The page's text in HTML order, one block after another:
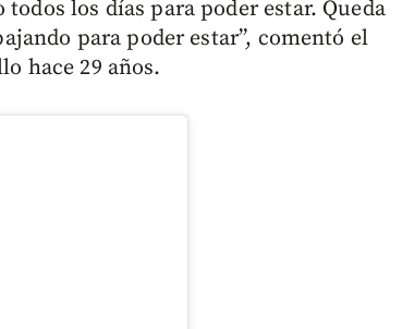
los días para poder estar. Queda
para poder estar”, comentó el
hace 29 años.